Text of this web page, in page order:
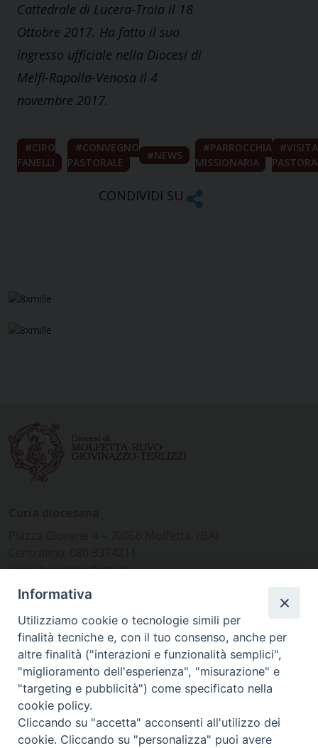
Cattedrale di Lucera-Troia il 18
Ottobre 2017. Ha fatto il suo
ingresso ufficiale nella Diocesi di
Melfi-Rapolla-Venosa il 4
novembre 2017.
CIRO
FANELLI
CONVEGNO
PASTORALE
NEWS
PARROCCHIA
MISSIONARIA
VISITA
CONDIVIDI SU
www.diocesimolfetta.it –
diocesimolfetta@pec.chiesacattolica.it
Ufficio Comunicazioni sociali
Piazza Giovene 4 – 70056 Molfetta (BA)
comunicazionisociali@diocesimolfetta.it
SEGUICI SU
Informativa
Utilizziamo cookie o tecnologie simili per
finalità tecniche e, con il tuo consenso, anche per
altre finalità ("interazioni e funzionalità semplici",
"miglioramento dell'esperienza", "misurazione" e
"targeting e pubblicità") come specificato nella
cookie policy.
Cliccando su "accetta" acconsenti all'utilizzo dei
cookie. Cliccando su "personalizza" puoi avere